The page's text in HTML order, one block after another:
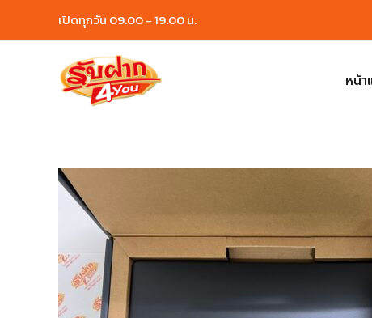
เปิดทุกวัน 09.00 - 19.00 น.
หน้า